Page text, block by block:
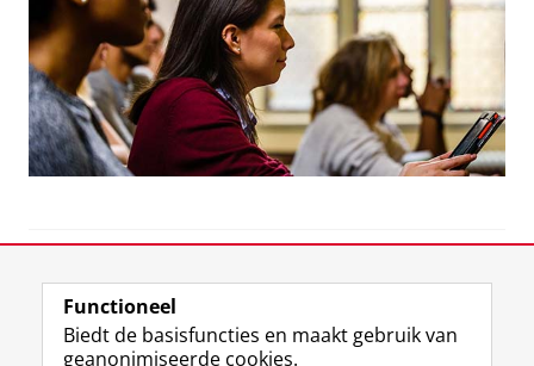
View this page in:English
Functioneel
Biedt de basisfuncties en maakt gebruik van
geanonimiseerde cookies.